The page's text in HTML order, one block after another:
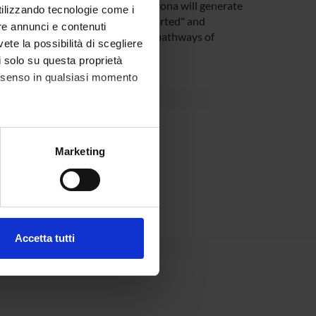
tecnologie come i
annunci e contenuti
la possibilità di scegliere
su questa proprietà
in qualsiasi momento
metro,Marketing
Accetta tutti
collected in the area of Verona will generate
model that might be "exported" and
basis into the standard pathways of